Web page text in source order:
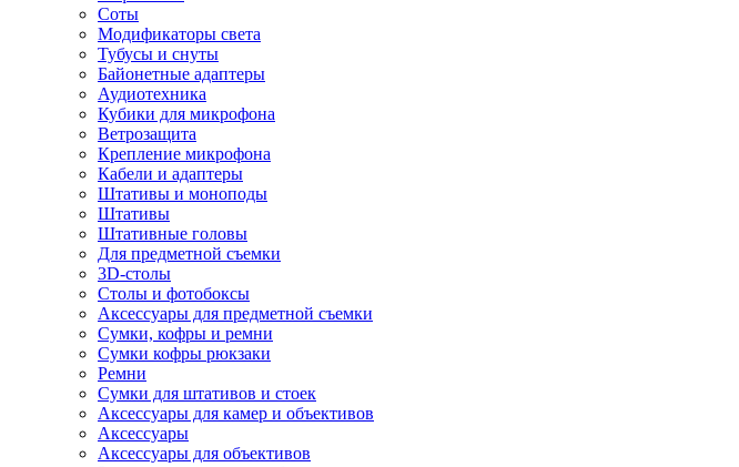
Соты
Модификаторы света
Тубусы и снуты
Байонетные адаптеры
Аудиотехника
Кубики для микрофона
Ветрозащита
Крепление микрофона
Кабели и адаптеры
Штативы и моноподы
Штативы
Штативные головы
Для предметной съемки
3D-столы
Столы и фотобоксы
Аксессуары для предметной съемки
Сумки, кофры и ремни
Сумки кофры рюкзаки
Ремни
Сумки для штативов и стоек
Аксессуары для камер и объективов
Аксессуары
Аксессуары для объективов